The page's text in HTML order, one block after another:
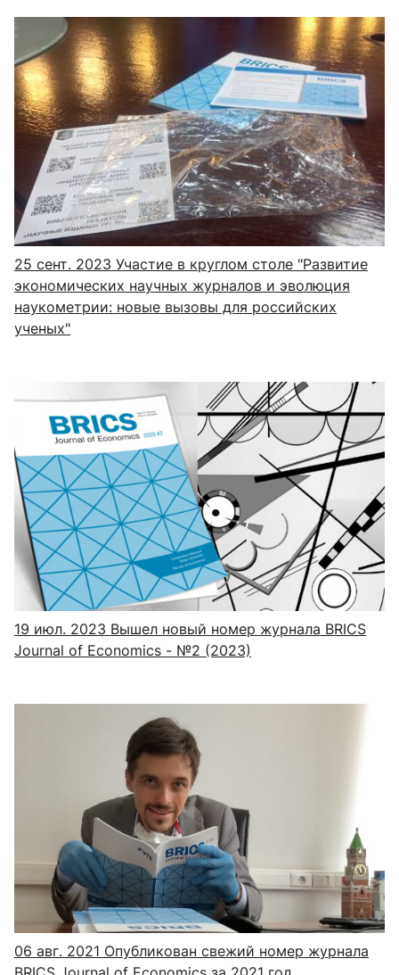
25 сент. 2023 Участие в круглом столе "Развитие
экономических научных журналов и эволюция
наукометрии: новые вызовы для российских
ученых"
19 июл. 2023 Вышел новый номер журнала BRICS
Journal of Economics - №2 (2023)
06 авг. 2021 Опубликован свежий номер журнала